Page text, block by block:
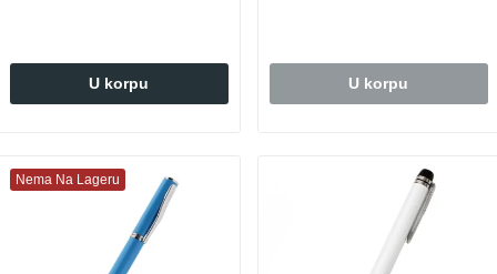
U korpu U korpu
Nema Na Lageru